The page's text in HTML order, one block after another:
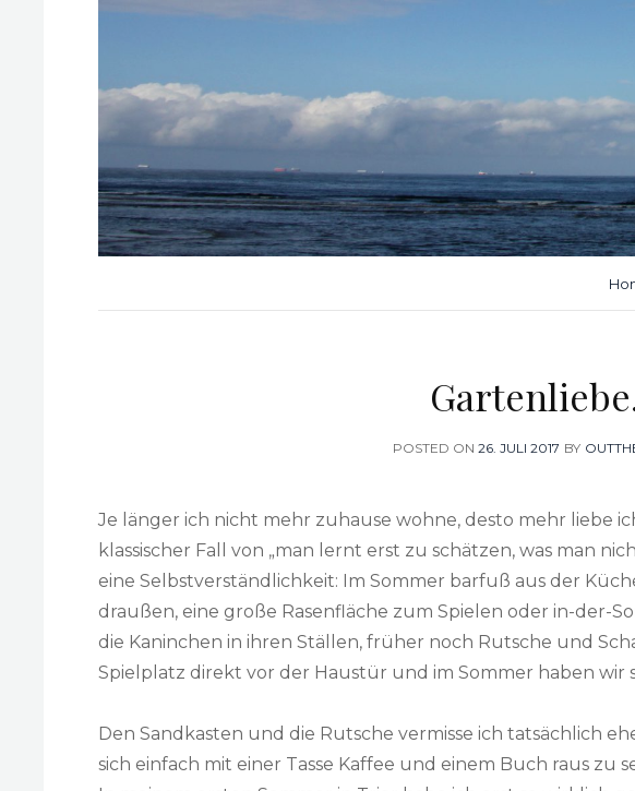
POSTED ON POSTED
26. JULI 2017 BY
Je länger ich nicht mehr zuhause wohne, desto mehr liebe
klassischer Fall von „man lernt erst zu schätzen, was man
eine Selbstverständlichkeit: Im Sommer barfuß aus der
draußen, eine große Rasenfläche zum Spielen oder in-der-
die Kaninchen in ihren Ställen, früher noch Rutsche und
Spielplatz direkt vor der Haustür und im Sommer haben wir
Den Sandkasten und die Rutsche vermisse ich tatsächlich
sich einfach mit einer Tasse Kaffee und einem Buch raus zu